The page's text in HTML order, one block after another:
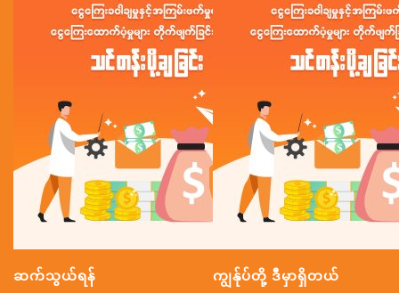
ဆက်သွယ်ရန် ကျွန်ုပ်တို့ ဒီမှာရှိတယ်